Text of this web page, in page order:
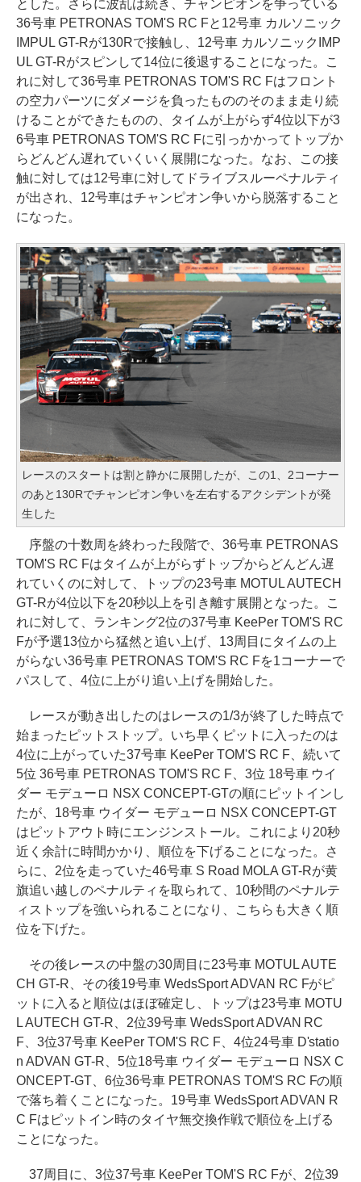
とした。さらに波乱は続き、チャンピオンを争っている
36号車 PETRONAS TOM'S RC Fと12号車 カルソニック
IMPUL GT-Rが130Rで接触し、12号車 カルソニックIMP
UL GT-Rがスピンして14位に後退することになった。こ
れに対して36号車 PETRONAS TOM'S RC Fはフロント
の空力パーツにダメージを負ったもののそのまま走り続
けることができたものの、タイムが上がらず4位以下が3
6号車 PETRONAS TOM'S RC Fに引っかかってトップか
らどんどん遅れていくいく展開になった。なお、この接
触に対しては12号車に対してドライブスルーペナルティ
が出され、12号車はチャンピオン争いから脱落すること
になった。
レースのスタートは割と静かに展開したが、この1、2コーナー
のあと130Rでチャンピオン争いを左右するアクシデントが発
生した
序盤の十数周を終わった段階で、36号車 PETRONAS
TOM'S RC Fはタイムが上がらずトップからどんどん遅
れていくのに対して、トップの23号車 MOTUL AUTECH
GT-Rが4位以下を20秒以上を引き離す展開となった。こ
れに対して、ランキング2位の37号車 KeePer TOM'S RC
Fが予選13位から猛然と追い上げ、13周目にタイムの上
がらない36号車 PETRONAS TOM'S RC Fを1コーナーで
パスして、4位に上がり追い上げを開始した。
レースが動き出したのはレースの1/3が終了した時点で
始まったピットストップ。いち早くピットに入ったのは
4位に上がっていた37号車 KeePer TOM'S RC F、続いて
5位 36号車 PETRONAS TOM'S RC F、3位 18号車 ウイ
ダー モデューロ NSX CONCEPT-GTの順にピットインし
たが、18号車 ウイダー モデューロ NSX CONCEPT-GT
はピットアウト時にエンジンストール。これにより20秒
近く余計に時間かかり、順位を下げることになった。さ
らに、2位を走っていた46号車 S Road MOLA GT-Rが黄
旗追い越しのペナルティを取られて、10秒間のペナルテ
ィストップを強いられることになり、こちらも大きく順
位を下げた。
その後レースの中盤の30周目に23号車 MOTUL AUTE
CH GT-R、その後19号車 WedsSport ADVAN RC Fがピ
ットに入ると順位はほぼ確定し、トップは23号車 MOTU
L AUTECH GT-R、2位39号車 WedsSport ADVAN RC
F、3位37号車 KeePer TOM'S RC F、4位24号車 D'statio
n ADVAN GT-R、5位18号車 ウイダー モデューロ NSX C
ONCEPT-GT、6位36号車 PETRONAS TOM'S RC Fの順
で落ち着くことになった。19号車 WedsSport ADVAN R
C Fはピットイン時のタイヤ無交換作戦で順位を上げる
ことになった。
37周目に、3位37号車 KeePer TOM'S RC Fが、2位39